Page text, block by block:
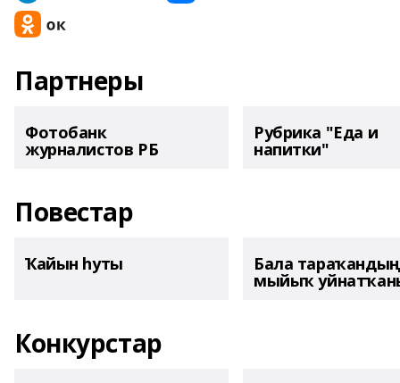
Партнеры
Фотобанк
журналистов РБ
Рубрика "Еда и
напитки"
Повестар
Ҡайын һуты Бала тараҡандың
мыйыҡ
Конкурстар